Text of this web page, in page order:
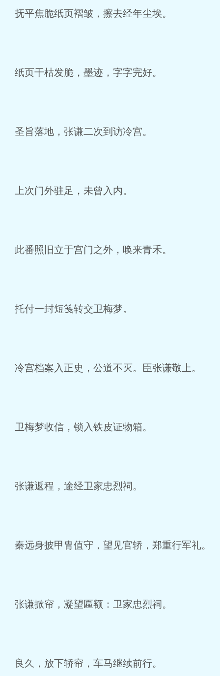
抚平焦脆纸页褶皱，擦去经年尘埃。
纸页干枯发脆，墨迹，字字完好。
圣旨落地，张谦二次到访冷宫。
上次门外驻足，未曾入内。
此番照旧立于宫门之外，唤来青禾。
托付一封短笺转交卫梅梦。
冷宫档案入正史，公道不灭。臣张谦敬上。
卫梅梦收信，锁入铁皮证物箱。
张谦返程，途经卫家忠烈祠。
秦远身披甲胄值守，望见官轿，郑重行军礼。
张谦掀帘，凝望匾额：卫家忠烈祠。
良久，放下轿帘，车马继续前行。